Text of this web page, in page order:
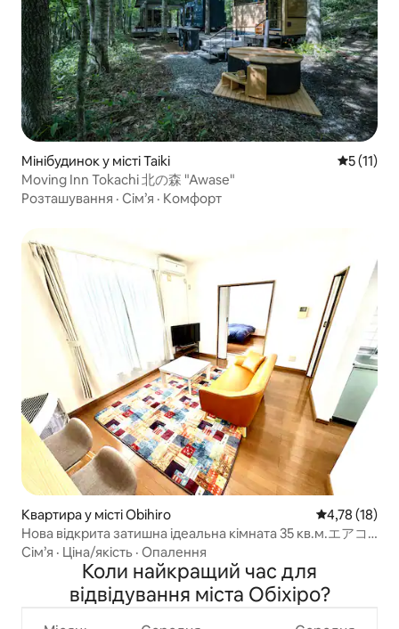
Мінібудинок у місті Taiki Середня
5 (11)
Moving Inn Tokachi 北の森 "Awase"
Розташування · Сім’я · Комфорт
Квартира у місті Obihiro Середня
4,78 (18)
Нова відкрита затишна ідеальна кімната 35 кв.м.エアコ
ン完備
Сім’я · Ціна/якість · Опалення
Коли найкращий час для
відвідування міста Обіхіро?